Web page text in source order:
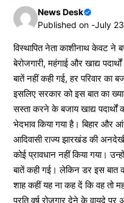
News Desk
Published on -July
विस्थापित नेता काशीनाथ केवट ने
बेरोजगारी, महंगाई और खाद्य
बातें नहीं कही गई, हर परिवार का
इसलिए सरकार को इस बात का
सस्ता करने के बजाय खाद्य पदार्थों
भेदभाव किया गया है। बिहार और
आदिवासी राज्य झारखंड की
कोई प्रावधान नहीं किया गया।
बातें कही गई। लेकिन डर इस बात
शाह कहीं यह ना कह दें कि वह तो
प्रति वर्ष रोजगार देने के वायदे